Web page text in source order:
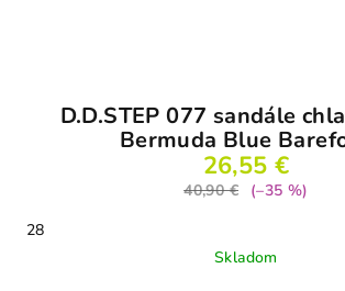
D.D.STEP 077 sandále
Bermuda Blue
26,55 €
40,90 €
(–35 %)
28
Skladom